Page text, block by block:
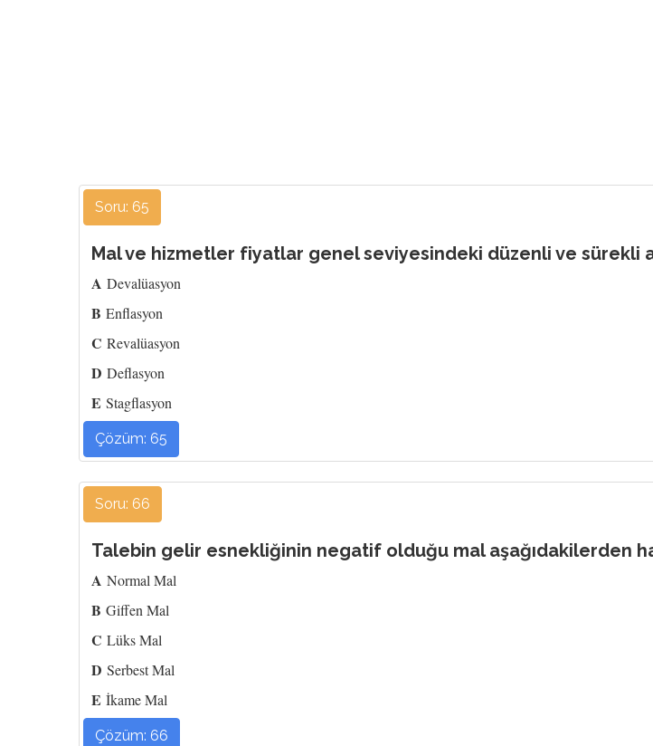
Soru: 65
Mal ve hizmetler fiyatlar genel seviyesindeki düzenli ve sürekli
A Devalüasyon
B Enflasyon
C Revalüasyon
D Deflasyon
E Stagflasyon
Çözüm: 65
Soru: 66
Talebin gelir esnekliğinin negatif olduğu mal aşağıdakilerden
A Normal Mal
B Giffen Mal
C Lüks Mal
D Serbest Mal
E İkame Mal
Çözüm: 66